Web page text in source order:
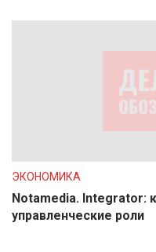
ЭКОНОМИКА
Notamedia. Integrator:
управленческие роли